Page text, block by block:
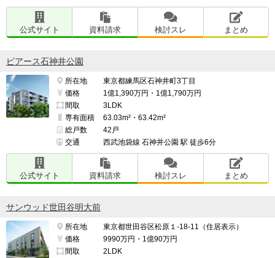
公式サイト 資料請求 検討スレ まとめ
ピアース石神井公園
所在地
東京都練馬区石神井町3丁目
価格
1億1,390万円・1億1,790万円
間取
3LDK
専有面積
63.03m²・63.42m²
総戸数
42戸
交通
西武池袋線 石神井公園 駅 徒歩6分
公式サイト 資料請求 検討スレ まとめ
サンウッド世田谷明大前
所在地
東京都世田谷区松原１-18-11（住居表示）
価格
9990万円・1億90万円
間取
2LDK